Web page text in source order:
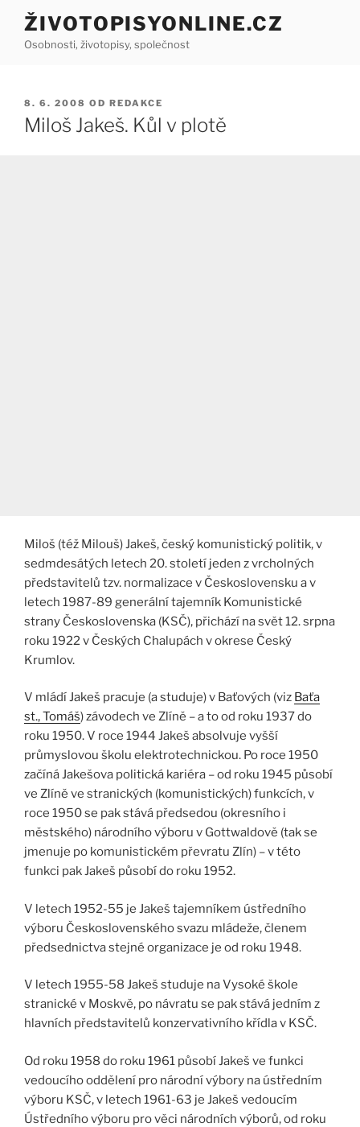
Přejít
obsahu
ŽIVOTOPISYONLINE.CZ
Osobnosti, životopisy, společnost
PUBLIKOVÁNO
8. 6. 2008 OD REDAKCE
Miloš Jakeš. Kůl v plotě
Miloš (též Milouš) Jakeš, český komunistický politik, v
sedmdesátých letech 20. století jeden z vrcholných
představitelů tzv. normalizace v Československu a v
letech 1987-89 generální tajemník Komunistické
strany Československa (KSČ), přichází na svět 12. srpna
roku 1922 v Českých Chalupách v okrese Český
Krumlov.
V mládí Jakeš pracuje (a studuje) v Baťových (viz Baťa
st., Tomáš) závodech ve Zlíně – a to od roku 1937 do
roku 1950. V roce 1944 Jakeš absolvuje vyšší
průmyslovou školu elektrotechnickou. Po roce 1950
začíná Jakešova politická kariéra – od roku 1945 působí
ve Zlíně ve stranických (komunistických) funkcích, v
roce 1950 se pak stává předsedou (okresního i
městského) národního výboru v Gottwaldově (tak se
jmenuje po komunistickém převratu Zlín) – v této
funkci pak Jakeš působí do roku 1952.
V letech 1952-55 je Jakeš tajemníkem ústředního
výboru Československého svazu mládeže, členem
předsednictva stejné organizace je od roku 1948.
V letech 1955-58 Jakeš studuje na Vysoké škole
stranické v Moskvě, po návratu se pak stává jedním z
hlavních představitelů konzervativního křídla v KSČ.
Od roku 1958 do roku 1961 působí Jakeš ve funkci
vedoucího oddělení pro národní výbory na ústředním
výboru KSČ, v letech 1961-63 je Jakeš vedoucím
Ústředního výboru pro věci národních výborů, od roku